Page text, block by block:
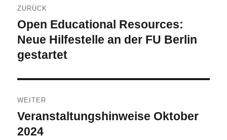
ZURÜCK
Vorheriger
Beitrag:
Open Educational Resources:
Neue Hilfestelle an der FU Berlin
gestartet
WEITER
Nächster
Beitrag:
Veranstaltungshinweise Oktober
2024